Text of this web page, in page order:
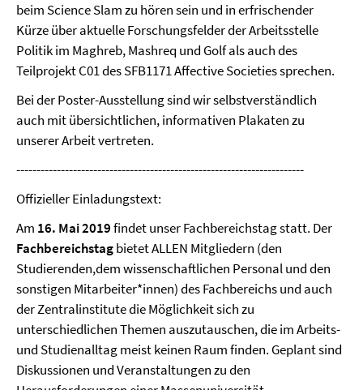
beim Science Slam zu hören sein und in erfrischender
Kürze über aktuelle Forschungsfelder der Arbeitsstelle
Politik im Maghreb, Mashreq und Golf als auch des
Teilprojekt C01 des SFB1171 Affective Societies sprechen.
Bei der Poster-Ausstellung sind wir selbstverständlich
auch mit übersichtlichen, informativen Plakaten zu
unserer Arbeit vertreten.
-----------------------------------------------------------------------
Offizieller Einladungstext:
Am 16. Mai 2019findet unser Fachbereichstag statt. Der
Fachbereichstagbietet ALLEN Mitgliedern (den
Studierenden,dem wissenschaftlichen Personal und den
sonstigen Mitarbeiter*innen) des Fachbereichs und auch
der Zentralinstitute die Möglichkeit sich zu
unterschiedlichen Themen auszutauschen, die im Arbeits-
und Studienalltag meist keinen Raum finden. Geplant sind
Diskussionen und Veranstaltungen zu den